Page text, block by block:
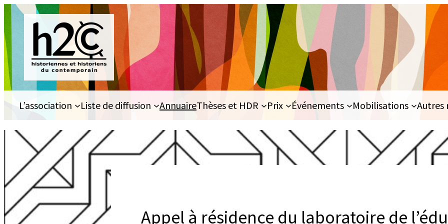
Aller
au
contenu
L’association Liste de diffusion AnnuaireThèses et HDR Prix Événements Mobilisations Autres
Appel à résidence du laboratoire de